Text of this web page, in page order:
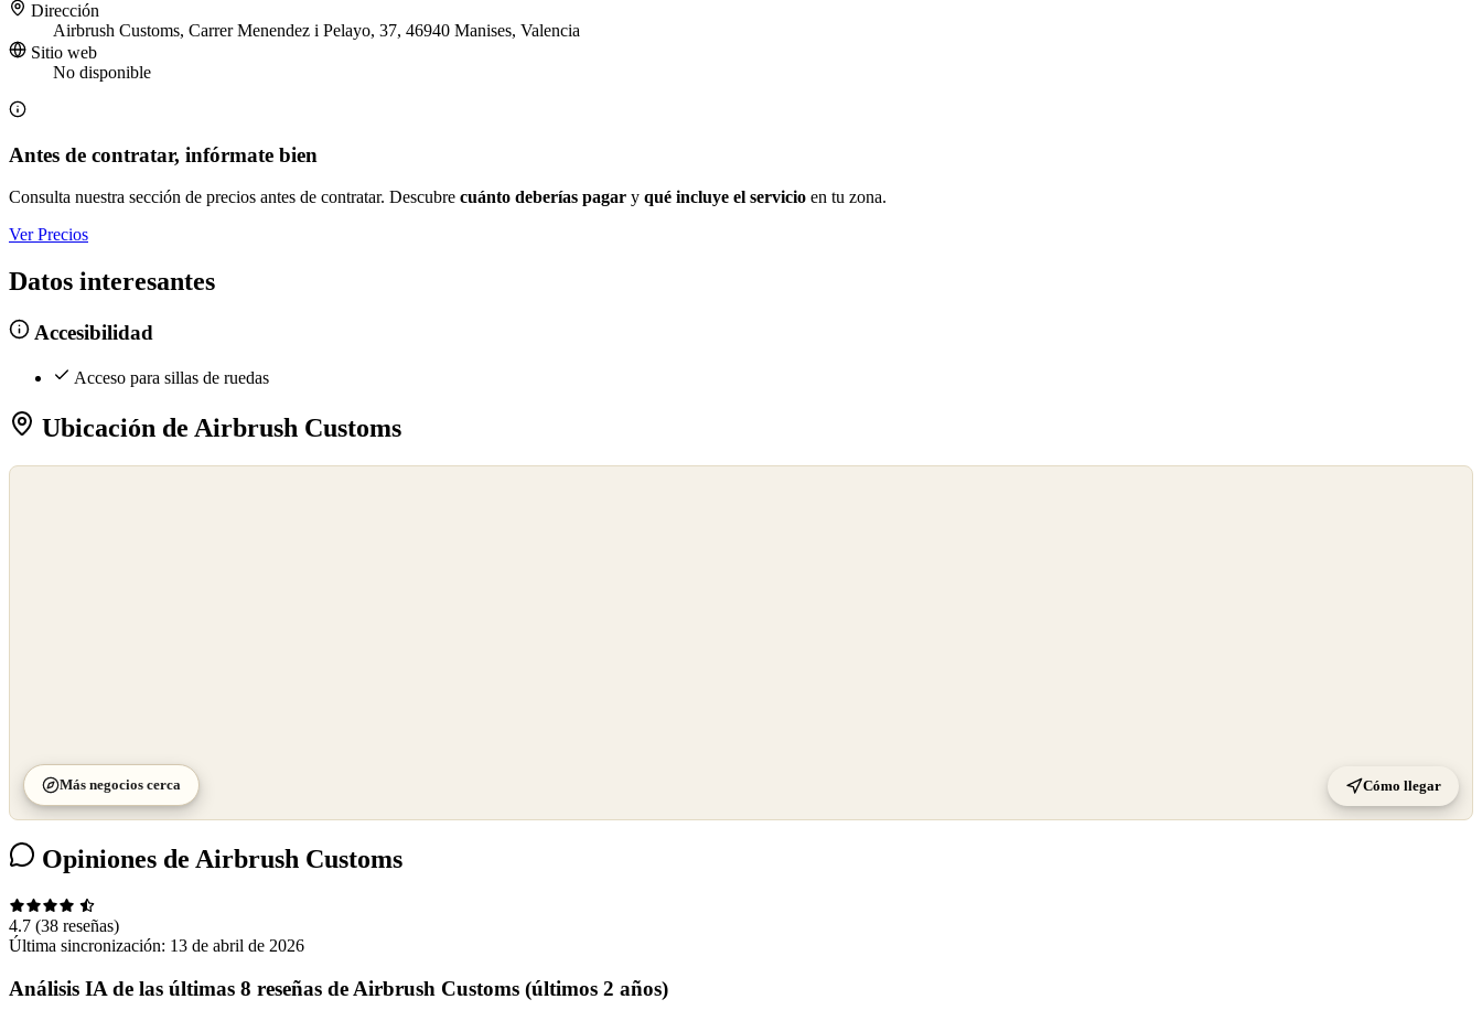
Dirección
Airbrush Customs, Carrer Menendez i Pelayo, 37, 46940 Manises, Valencia
Sitio web
No disponible
Antes de contratar, infórmate bien
Consulta nuestra sección de precios antes de contratar. Descubre cuánto deberías pagar y qué incluye el servicio en tu zona.
Ver Precios
Datos interesantes
Accesibilidad
Acceso para sillas de ruedas
Ubicación de Airbrush Customs
Más negocios cerca Cómo llegar
Opiniones de Airbrush Customs
4.7 (38 reseñas)
Última sincronización: 13 de abril de 2026
Análisis IA de las últimas 8 reseñas de Airbrush Customs (últimos 2 años)